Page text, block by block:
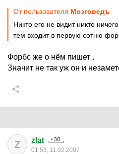
От пользователя Мозговедъ
Никто его не видит никто
тем входит в первую сотню
Форбс же о нём пишет .
Значит не так уж он и
Z zlat
01:53, 11.02.2007